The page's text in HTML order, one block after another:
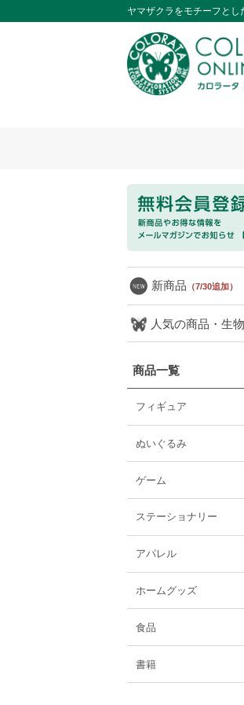
ヤマザクラをモチーフと
新商品 （7/30追加）
人気の商品・生物
商品一覧
フィギュア
ぬいぐるみ
ゲーム
ステーショナリー
アパレル
ホームグッズ
食品
書籍